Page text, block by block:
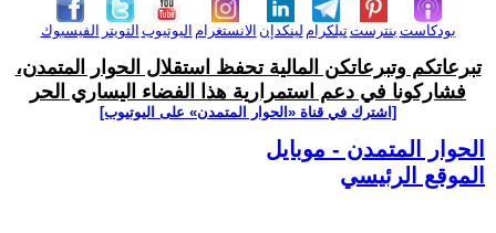
الفيسبوك التويتر اليوتيوب الانستغرام لينكدإن تيلكرامبنترست بودكاست
تبرعاتكم وتبرعاتكن المالية تحفظ استقلال الحوار المتمدن،
فشاركونا في دعم استمرارية هذا الفضاء اليساري الحر
[اشترك في قناة ‫«الحوار المتمدن» على اليوتيوب]
الحوار المتمدن - موبايل
الموقع الرئيسي